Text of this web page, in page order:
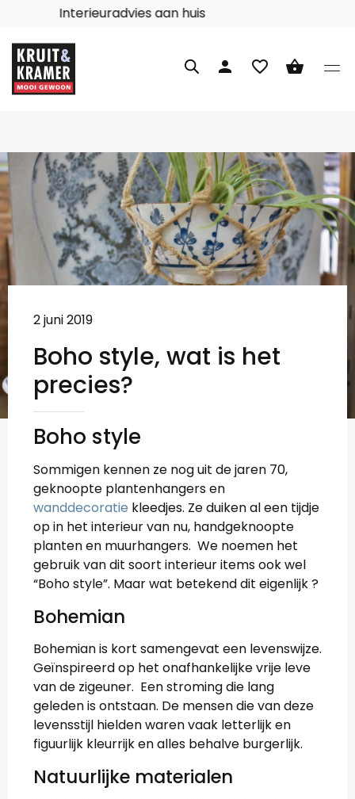
Interieuradvies aan huis
person favorite_border shopping_basket
2 juni 2019
Boho style, wat is het
precies?
Boho style
Sommigen kennen ze nog uit de jaren 70,
geknoopte plantenhangers en
wanddecoratie kleedjes. Ze duiken al een tijdje
op in het interieur van nu, handgeknoopte
planten en muurhangers. We noemen het
gebruik van dit soort interieur items ook wel
“Boho style”. Maar wat betekend dit eigenlijk ?
Bohemian
Bohemian is kort samengevat een levenswijze.
Geïnspireerd op het onafhankelijke vrije leve
van de zigeuner. Een stroming die lang
geleden is ontstaan. De mensen die van deze
levensstijl hielden waren vaak letterlijk en
figuurlijk kleurrijk en alles behalve burgerlijk.
Natuurlijke materialen